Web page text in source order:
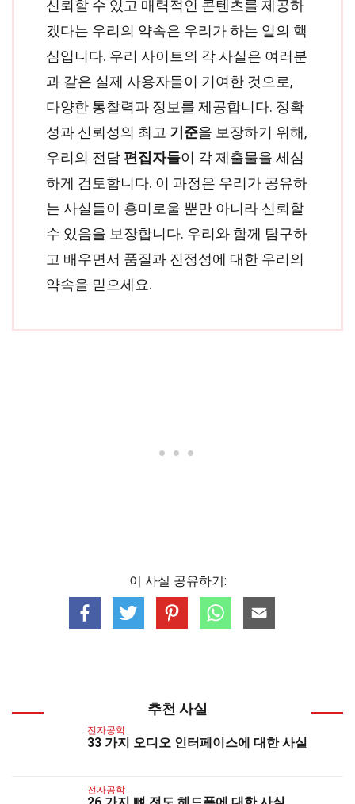
신뢰할 수 있고 매력적인 콘텐츠를 제공하
겠다는 우리의 약속은 우리가 하는 일의 핵
심입니다. 우리 사이트의 각 사실은 여러분
과 같은 실제 사용자들이 기여한 것으로,
다양한 통찰력과 정보를 제공합니다. 정확
성과 신뢰성의 최고 기준을 보장하기 위해,
우리의 전담 편집자들이 각 제출물을 세심
하게 검토합니다. 이 과정은 우리가 공유하
는 사실들이 흥미로울 뿐만 아니라 신뢰할
수 있음을 보장합니다. 우리와 함께 탐구하
고 배우면서 품질과 진정성에 대한 우리의
약속을 믿으세요.
이 사실 공유하기:
추천 사실
전자공학
33 가지 오디오 인터페이스에 대한 사실
전자공학